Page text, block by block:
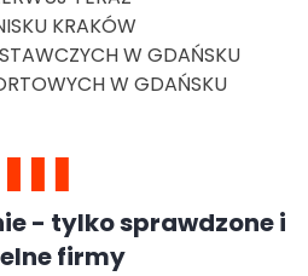
KRAKÓW
W GDAŃSKU
W GDAŃSKU
- tylko sprawdzone i
firmy